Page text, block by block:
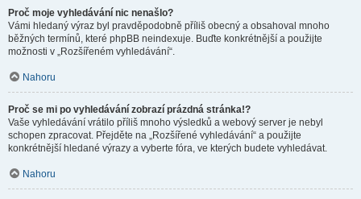
Proč moje vyhledávání nic nenašlo?
Vámi hledaný výraz byl pravděpodobně příliš obecný a obsahoval mnoho
běžných termínů, které phpBB neindexuje. Buďte konkrétnější a použijte
možnosti v „Rozšířeném vyhledávání“.
Nahoru
Proč se mi po vyhledávání zobrazí prázdná stránka!?
Vaše vyhledávání vrátilo příliš mnoho výsledků a webový server je nebyl
schopen zpracovat. Přejděte na „Rozšířené vyhledávání“ a použijte
konkrétnější hledané výrazy a vyberte fóra, ve kterých budete vyhledávat.
Nahoru